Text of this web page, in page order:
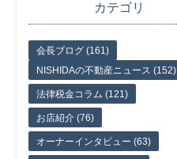
カテゴリ
会長ブログ (161)
NISHIDAの不動産ニュース (152)
法律税金コラム (121)
お店紹介 (76)
オーナーインタビュー (63)